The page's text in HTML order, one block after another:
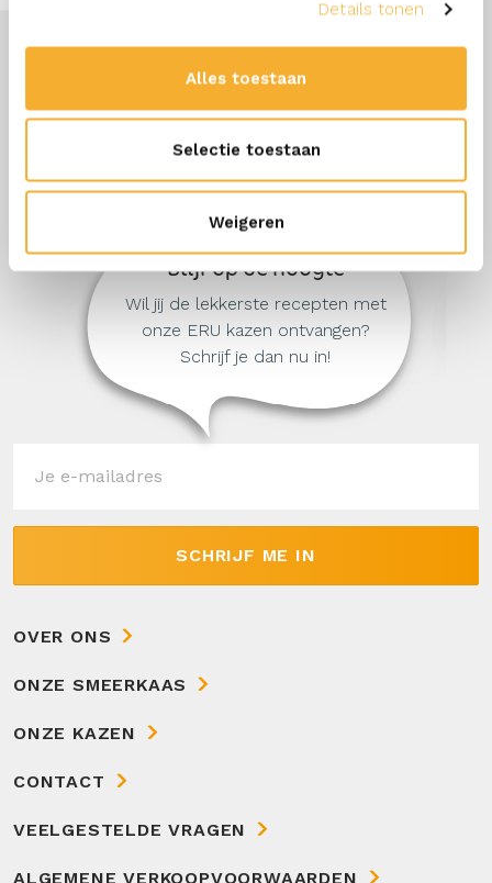
Details tonen
Alles toestaan
Selectie toestaan
Weigeren
OVER ONS
ONZE SMEERKAAS
ONZE KAZEN
CONTACT
VEELGESTELDE VRAGEN
ALGEMENE VERKOOPVOORWAARDEN
Blijf op de hoogte
Wil jij de lekkerste recepten met
onze ERU kazen ontvangen?
Schrijf je dan nu in!
SCHRIJF ME IN